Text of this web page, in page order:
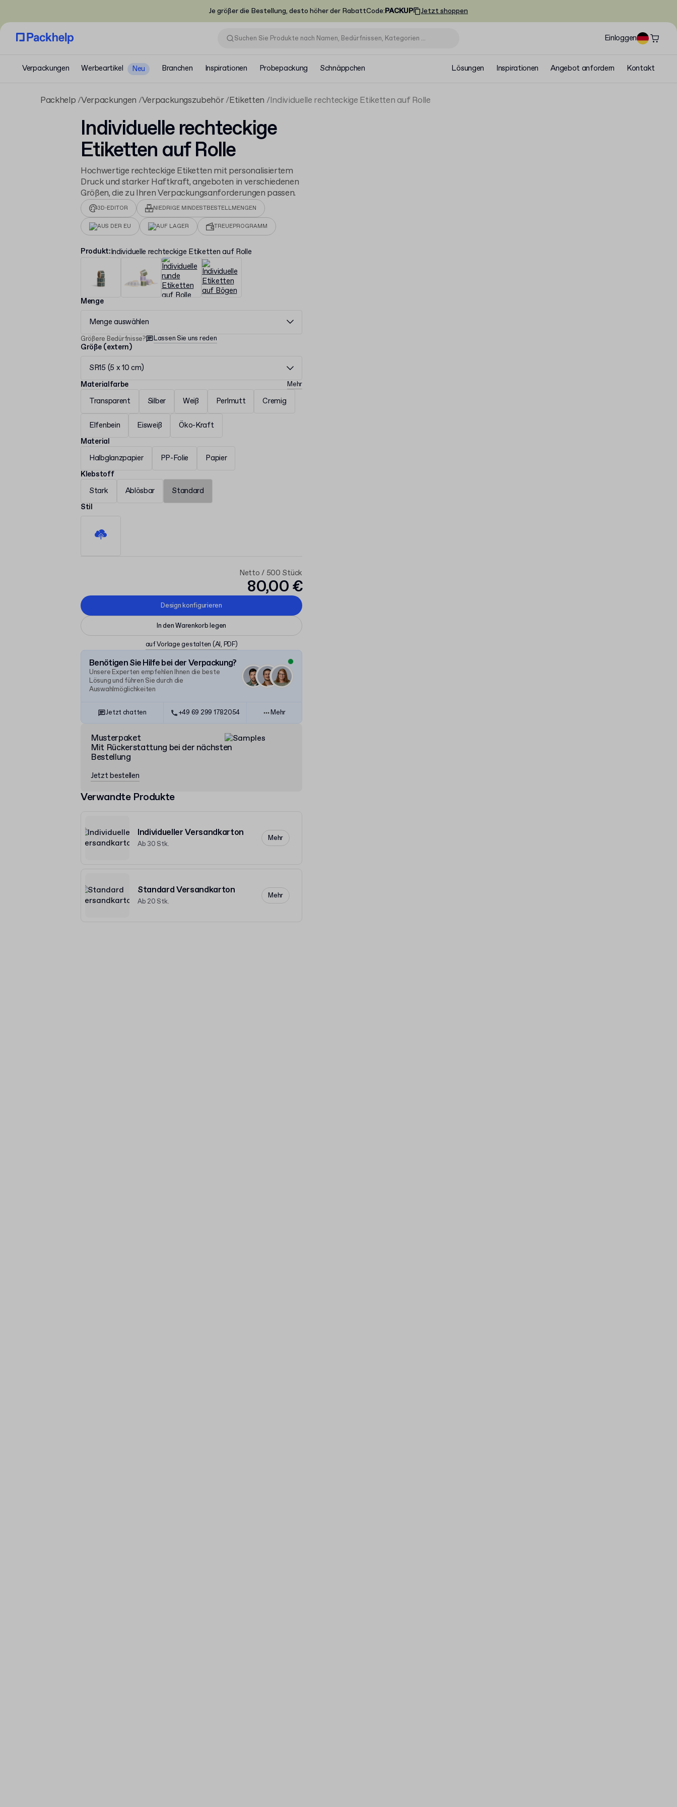
Je größer die Bestellung, desto höher der RabattCode:PACKUP Jetzt shoppen
Einloggen
Verpackungen Werbeartikel Neu Branchen Inspirationen Probepackung Schnäppchen Lösungen Inspirationen Angebot anfordern Kontakt
Packhelp Verpackungen Verpackungszubehör Etiketten Individuelle rechteckige Etiketten auf Rolle
Individuelle rechteckige
Etiketten auf Rolle
Hochwertige rechteckige Etiketten mit personalisiertem
Druck und starker Haftkraft, angeboten in verschiedenen
Größen, die zu Ihren Verpackungsanforderungen passen.
3D-EDITOR NIEDRIGE MINDESTBESTELLMENGEN
AUS DER EU AUF LAGER TREUEPROGRAMM
Produkt:Individuelle rechteckige Etiketten auf Rolle
Menge
Menge auswählen
Größere Bedürfnisse? Lassen Sie uns reden
Größe (extern)
SR15 (5 x 10 cm)
Materialfarbe
Mehr
Transparent Silber Weiß Perlmutt Cremig
Elfenbein Eisweiß
Öko-Kraft
Material
Halbglanzpapier
PP-Folie
Papier
Klebstoff
Stark
Ablösbar
Standard
Stil
Netto / 500 Stück
80,00 €
Design konfigurieren
auf Vorlage gestalten (AI, PDF)
In den Warenkorb legen
Benötigen Sie Hilfe bei der Verpackung?
Unsere Experten empfehlen Ihnen die beste
Lösung und führen Sie durch die
Auswahlmöglichkeiten
Jetzt chatten +49 69 299 1782054 Mehr
Musterpaket
Mit Rückerstattung bei der nächsten
Bestellung
Jetzt bestellen
Verwandte Produkte
Individueller Versandkarton
Ab 30 Stk.
Mehr
Standard Versandkarton
Ab 20 Stk.
Mehr